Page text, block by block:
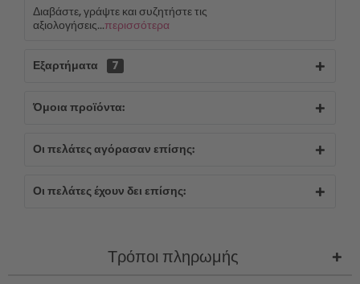
Διαβάστε, γράψτε και συζητήστε τις
αξιολογήσεις...περισσότερα
Εξαρτήματα 7
Όμοια προϊόντα:
Οι πελάτες αγόρασαν επίσης:
Οι πελάτες έχουν δει επίσης:
Τρόποι πληρωμής